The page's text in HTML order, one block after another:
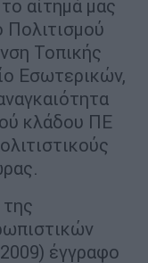
αίτημά μας
Πολιτισμού
Τοπικής
Εσωτερικών,
κλάδου ΠΕ
έγγραφο